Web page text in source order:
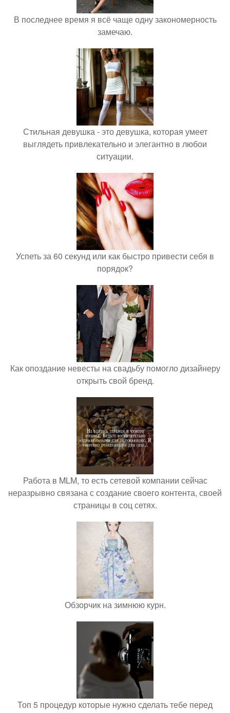
В последнее время я всё чаще одну закономерность
замечаю.
Стильная девушка - это девушка, которая умеет
выглядеть привлекательно и элегантно в любои
ситуации.
Успеть за 60 секунд или как быстро привести себя в
порядок?
Как опоздание невесты на свадьбу помогло дизайнеру
открыть свой бренд.
Работа в MLM, то есть сетевой компании сейчас
неразрывно связана с создание своего контента, своей
страницы в соц сетях.
Обзорчик на зимнюю курн.
Топ 5 процедур которые нужно сделать тебе перед